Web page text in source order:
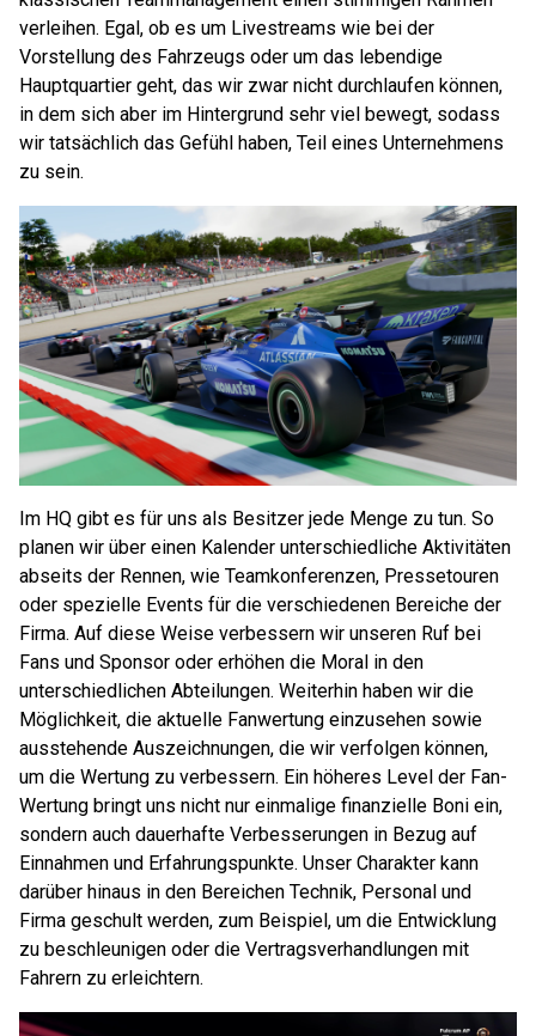
verleihen. Egal, ob es um Livestreams wie bei der
Vorstellung des Fahrzeugs oder um das lebendige
Hauptquartier geht, das wir zwar nicht durchlaufen können,
in dem sich aber im Hintergrund sehr viel bewegt, sodass
wir tatsächlich das Gefühl haben, Teil eines Unternehmens
zu sein.
Im HQ gibt es für uns als Besitzer jede Menge zu tun. So
planen wir über einen Kalender unterschiedliche Aktivitäten
abseits der Rennen, wie Teamkonferenzen, Pressetouren
oder spezielle Events für die verschiedenen Bereiche der
Firma. Auf diese Weise verbessern wir unseren Ruf bei
Fans und Sponsor oder erhöhen die Moral in den
unterschiedlichen Abteilungen. Weiterhin haben wir die
Möglichkeit, die aktuelle Fanwertung einzusehen sowie
ausstehende Auszeichnungen, die wir verfolgen können,
um die Wertung zu verbessern. Ein höheres Level der Fan-
Wertung bringt uns nicht nur einmalige finanzielle Boni ein,
sondern auch dauerhafte Verbesserungen in Bezug auf
Einnahmen und Erfahrungspunkte. Unser Charakter kann
darüber hinaus in den Bereichen Technik, Personal und
Firma geschult werden, zum Beispiel, um die Entwicklung
zu beschleunigen oder die Vertragsverhandlungen mit
Fahrern zu erleichtern.